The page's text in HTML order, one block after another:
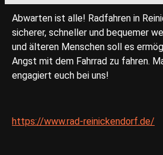
Abwarten ist alle! Radfahren in
sicherer, schneller und bequemer
und älteren Menschen soll es
Angst mit dem Fahrrad zu fahren.
engagiert euch bei uns!
https://www.rad-reinickendorf.de/